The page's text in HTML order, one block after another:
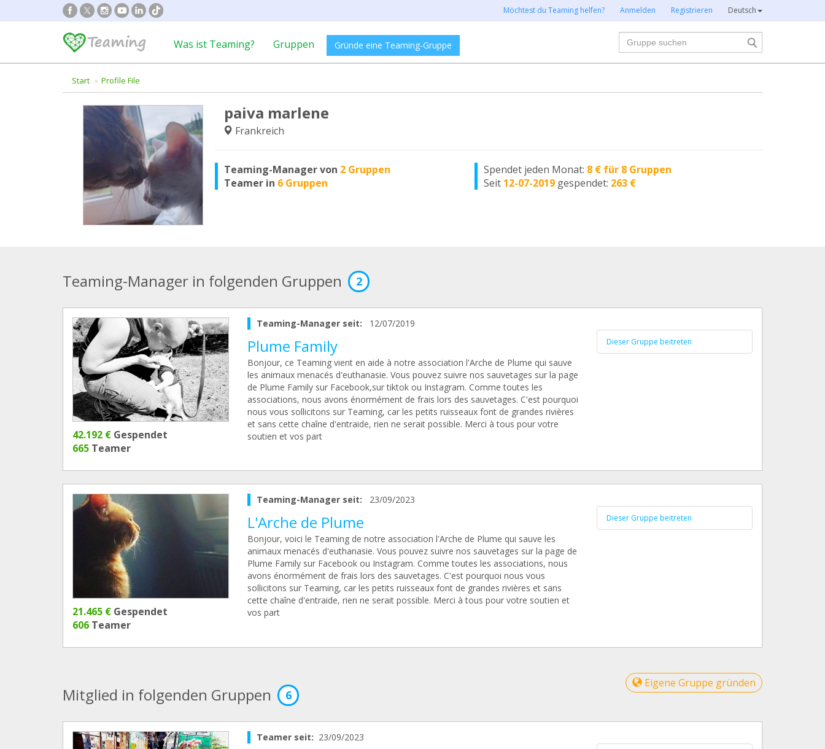
Möchtest du Teaming helfen? Anmelden Registrieren Deutsch
Was ist Teaming? Gruppen Gründe eine Teaming-Gruppe
Suche
Start Profile File
paiva marlene
Frankreich
Teaming-Manager von 2 Gruppen
Teamer in 6 Gruppen
Spendet jeden Monat: 8 € für 8 Gruppen
Seit 12-07-2019 gespendet: 263 €
Teaming-Manager in folgenden Gruppen 2
42.192 € Gespendet
665 Teamer
Teaming-Manager seit: 12/07/2019
Plume Family
Bonjour, ce Teaming vient en aide à notre association l'Arche de Plume qui sauve
les animaux menacés d'euthanasie. Vous pouvez suivre nos sauvetages sur la page
de Plume Family sur Facebook,sur tiktok ou Instagram. Comme toutes les
associations, nous avons énormément de frais lors des sauvetages. C'est pourquoi
nous vous sollicitons sur Teaming, car les petits ruisseaux font de grandes rivières
et sans cette chaîne d'entraide, rien ne serait possible. Merci à tous pour votre
soutien et vos part
Dieser Gruppe beitreten
21.465 € Gespendet
606 Teamer
Teaming-Manager seit: 23/09/2023
L'Arche de Plume
Bonjour, voici le Teaming de notre association l'Arche de Plume qui sauve les
animaux menacés d'euthanasie. Vous pouvez suivre nos sauvetages sur la page de
Plume Family sur Facebook ou Instagram. Comme toutes les associations, nous
avons énormément de frais lors des sauvetages. C'est pourquoi nous vous
sollicitons sur Teaming, car les petits ruisseaux font de grandes rivières et sans
cette chaîne d'entraide, rien ne serait possible. Merci à tous pour votre soutien et
vos part
Dieser Gruppe beitreten
Eigene Gruppe gründen
Mitglied in folgenden Gruppen 6
Teamer seit: 23/09/2023